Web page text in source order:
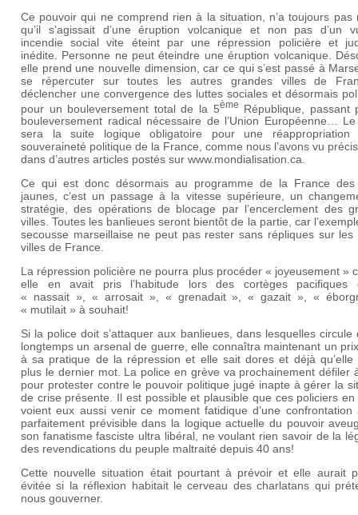
Ce pouvoir qui ne comprend rien à la situation, n’a toujours pas
qu’il s’agissait d’une éruption volcanique et non pas d’un
incendie social vite éteint par une répression policière et
inédite. Personne ne peut éteindre une éruption volcanique.
elle prend une nouvelle dimension, car ce qui s’est passé à
se répercuter sur toutes les autres grandes villes de
déclencher une convergence des luttes sociales et désormais
pour un bouleversement total de la 5ème
République, passant
bouleversement radical nécessaire de l’Union Européenne…
sera la suite logique obligatoire pour une
souveraineté politique de la France, comme nous l’avons vu
dans d’autres articles postés sur www.mondialisation.ca.
Ce qui est donc désormais au programme de la France des
jaunes, c’est un passage à la vitesse supérieure, un
stratégie, des opérations de blocage par l’encerclement des
villes. Toutes les banlieues seront bientôt de la partie, car
secousse marseillaise ne peut pas rester sans répliques sur les
villes de France.
La répression policière ne pourra plus procéder « joyeusement »
elle en avait pris l’habitude lors des cortèges pacifiques
« nassait », « arrosait », « grenadait », « gazait », «
« mutilait » à souhait!
Si la police doit s’attaquer aux banlieues, dans lesquelles circule
longtemps un arsenal de guerre, elle connaîtra maintenant un
à sa pratique de la répression et elle sait dores et déjà qu’elle
plus le dernier mot. La police en grève va prochainement défiler
pour protester contre le pouvoir politique jugé inapte à gérer la
de crise présente. Il est possible et plausible que ces policiers en
voient eux aussi venir ce moment fatidique d’une confrontation
parfaitement prévisible dans la logique actuelle du pouvoir
son fanatisme fasciste ultra libéral, ne voulant rien savoir de la
des revendications du peuple maltraité depuis 40 ans!
Cette nouvelle situation était pourtant à prévoir et elle aurait
évitée si la réflexion habitait le cerveau des charlatans qui
nous gouverner.